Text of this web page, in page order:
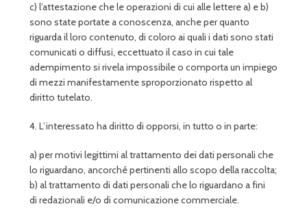
c) l’attestazione che le operazioni di cui alle lettere a) e b)
sono state portate a conoscenza, anche per quanto
riguarda il loro contenuto, di coloro ai quali i dati sono stati
comunicati o diffusi, eccettuato il caso in cui tale
adempimento si rivela impossibile o comporta un impiego
di mezzi manifestamente sproporzionato rispetto al
diritto tutelato.
4. L’interessato ha diritto di opporsi, in tutto o in parte:
a) per motivi legittimi al trattamento dei dati personali che
lo riguardano, ancorché pertinenti allo scopo della raccolta;
b) al trattamento di dati personali che lo riguardano a fini
di redazionali e/o di comunicazione commerciale.